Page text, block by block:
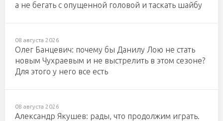
а не бегать с опущенной головой и таскать шайбу
08 августа 2026
Олег Банцевич: почему бы Данилу Лою не стать
новым Чухраевым и не выстрелить в этом сезоне?
Для этого у него все есть
08 августа 2026
Александр Якушев: рады, что продолжим играть.